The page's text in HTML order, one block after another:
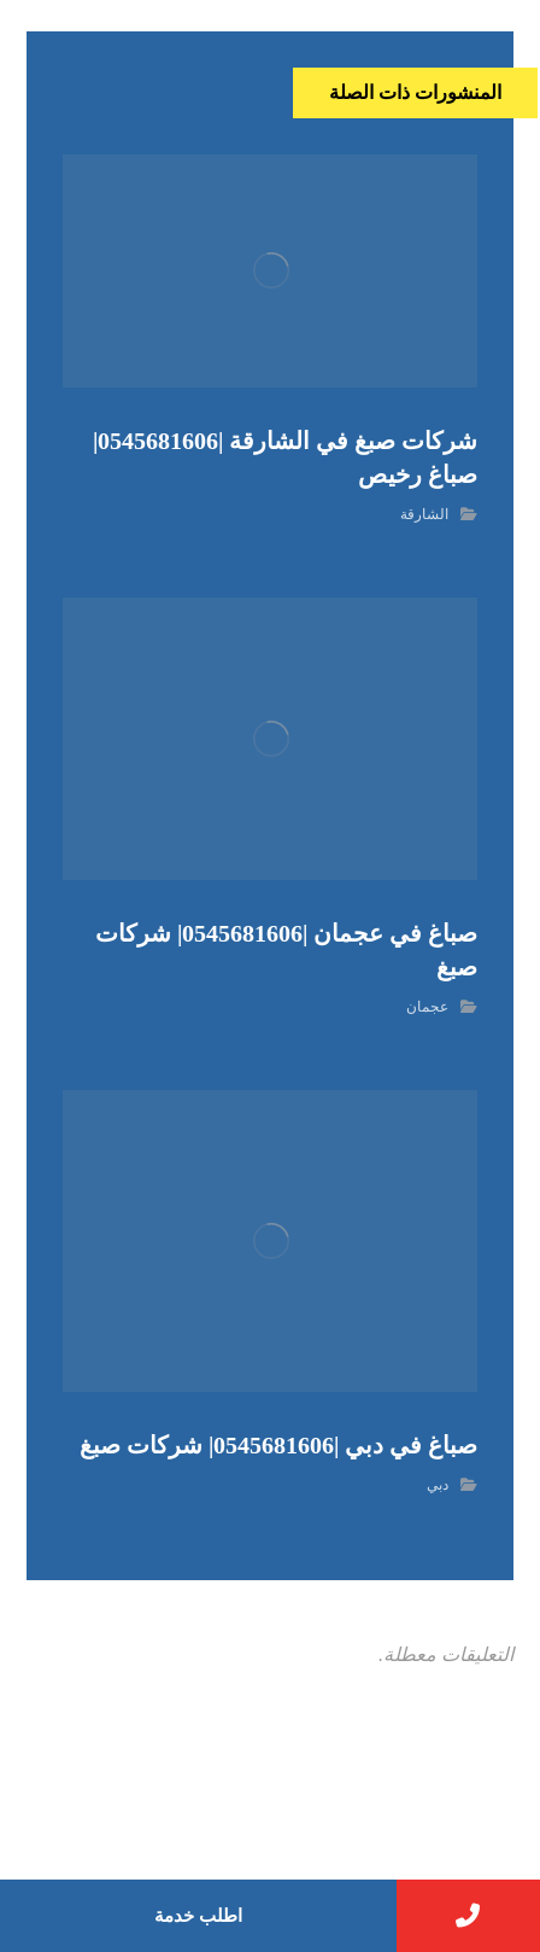
المنشورات ذات الصلة
شركات صبغ في الشارقة |0545681606|
صباغ رخيص
الشارقة
صباغ في عجمان |0545681606| شركات
صبغ
عجمان
صباغ في دبي |0545681606| شركات صبغ
دبي
التعليقات معطلة.
اطلب خدمة